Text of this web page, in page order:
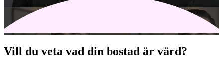
Vill du veta vad din bostad är värd?